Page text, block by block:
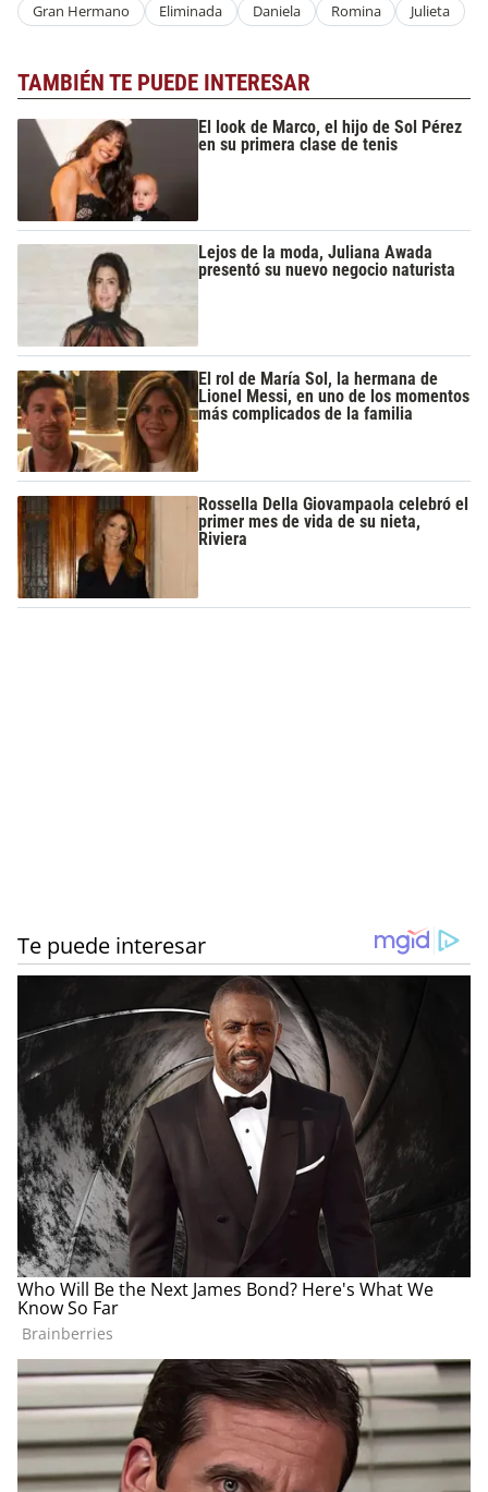
Gran Hermano Eliminada Daniela Romina Julieta
TAMBIÉN TE PUEDE INTERESAR
El look de Marco, el hijo de Sol Pérez
en su primera clase de tenis
Lejos de la moda, Juliana Awada
presentó su nuevo negocio naturista
El rol de María Sol, la hermana de
Lionel Messi, en uno de los momentos
más complicados de la familia
Rossella Della Giovampaola celebró el
primer mes de vida de su nieta,
Riviera